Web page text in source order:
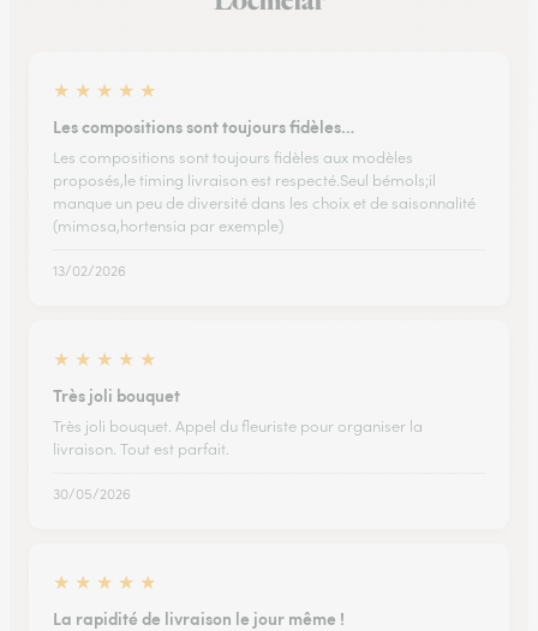
★ ★ ★ ★ ★
Les compositions sont toujours fidèles…
Les compositions sont toujours fidèles aux modèles
proposés,le timing livraison est respecté.Seul bémols;il
manque un peu de diversité dans les choix et de saisonnalité
(mimosa,hortensia par exemple)
13/02/2026
★ ★ ★ ★ ★
Très joli bouquet
Très joli bouquet. Appel du fleuriste pour organiser la
livraison. Tout est parfait.
30/05/2026
★ ★ ★ ★ ★
La rapidité de livraison le jour même !